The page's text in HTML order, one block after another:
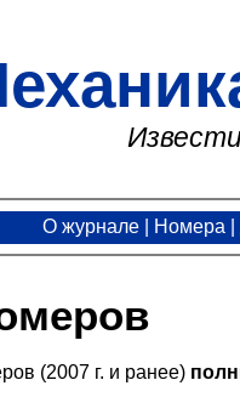
О журнале Номера
(2007 г. и ранее)